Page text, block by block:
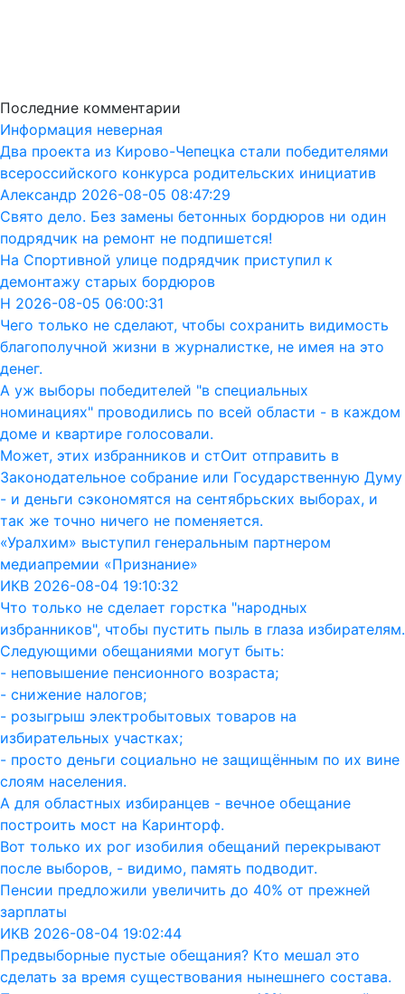
Последние комментарии
Информация неверная
Два проекта из Кирово-Чепецка стали победителями
всероссийского конкурса родительских инициатив
Александр 2026-08-05 08:47:29
Свято дело. Без замены бетонных бордюров ни один
подрядчик на ремонт не подпишется!
На Спортивной улице подрядчик приступил к
демонтажу старых бордюров
Н 2026-08-05 06:00:31
Чего только не сделают, чтобы сохранить видимость
благополучной жизни в журналистке, не имея на это
денег.
А уж выборы победителей "в специальных
номинациях" проводились по всей области - в каждом
доме и квартире голосовали.
Может, этих избранников и стОит отправить в
Законодательное собрание или Государственную Думу
- и деньги сэкономятся на сентябрьских выборах, и
так же точно ничего не поменяется.
«Уралхим» выступил генеральным партнером
медиапремии «Признание»
ИКВ 2026-08-04 19:10:32
Что только не сделает горстка "народных
избранников", чтобы пустить пыль в глаза избирателям.
Следующими обещаниями могут быть:
- неповышение пенсионного возраста;
- снижение налогов;
- розыгрыш электробытовых товаров на
избирательных участках;
- просто деньги социально не защищённым по их вине
слоям населения.
А для областных избиранцев - вечное обещание
построить мост на Каринторф.
Вот только их рог изобилия обещаний перекрывают
после выборов, - видимо, память подводит.
Пенсии предложили увеличить до 40% от прежней
зарплаты
ИКВ 2026-08-04 19:02:44
Предвыборные пустые обещания? Кто мешал это
сделать за время существования нынешнего состава.